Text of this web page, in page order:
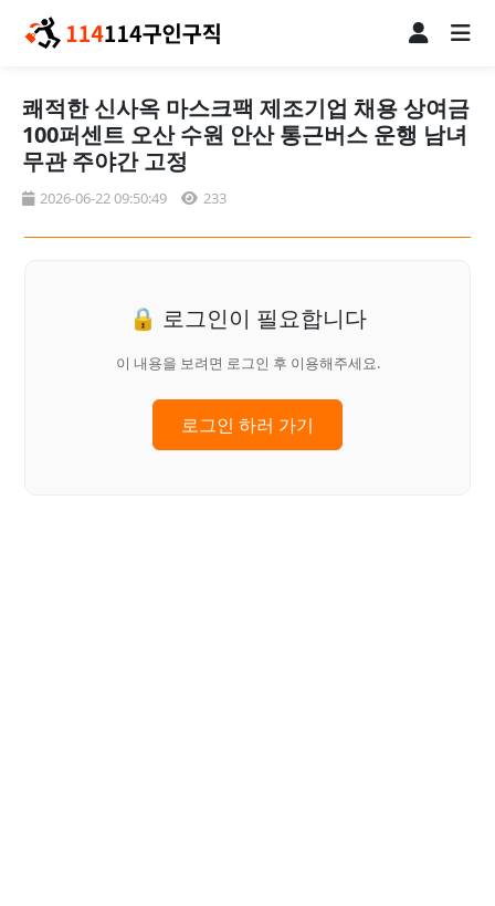
쾌적한 신사옥 마스크팩 제조기업 채용 상여금
100퍼센트 오산 수원 안산 통근버스 운행 남녀
무관 주야간 고정
2026-06-22 09:50:49 233
🔒 로그인이 필요합니다
이 내용을 보려면 로그인 후 이용해주세요.
로그인 하러 가기